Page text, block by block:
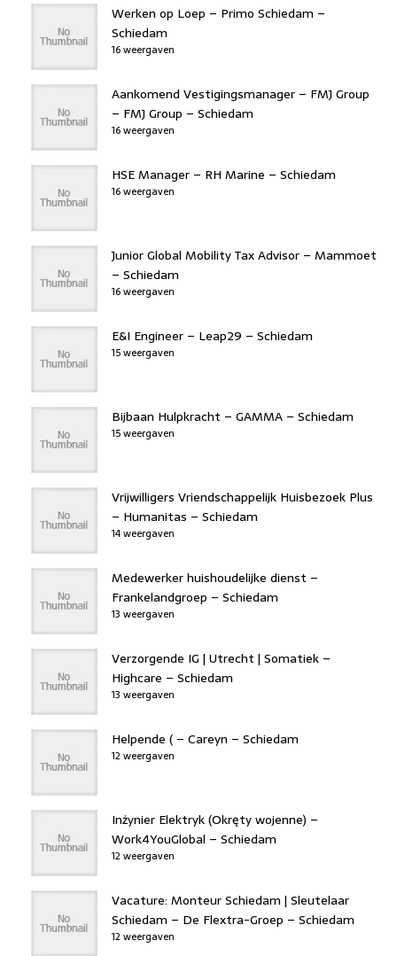
Werken op Loep – Primo Schiedam –
Schiedam
16 weergaven
Aankomend Vestigingsmanager – FMJ Group
– FMJ Group – Schiedam
16 weergaven
HSE Manager – RH Marine – Schiedam
16 weergaven
Junior Global Mobility Tax Advisor – Mammoet
– Schiedam
16 weergaven
E&I Engineer – Leap29 – Schiedam
15 weergaven
Bijbaan Hulpkracht – GAMMA – Schiedam
15 weergaven
Vrijwilligers Vriendschappelijk Huisbezoek Plus
– Humanitas – Schiedam
14 weergaven
Medewerker huishoudelijke dienst –
Frankelandgroep – Schiedam
13 weergaven
Verzorgende IG | Utrecht | Somatiek –
Highcare – Schiedam
13 weergaven
Helpende ( – Careyn – Schiedam
12 weergaven
Inżynier Elektryk (Okręty wojenne) –
Work4YouGlobal – Schiedam
12 weergaven
Vacature: Monteur Schiedam | Sleutelaar
Schiedam – De Flextra-Groep – Schiedam
12 weergaven